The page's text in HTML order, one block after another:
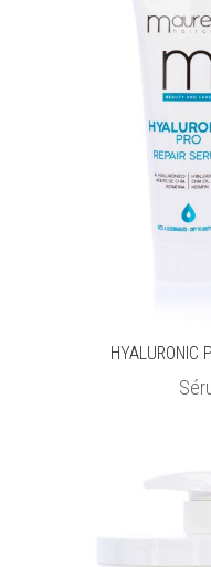
HYALURONIC